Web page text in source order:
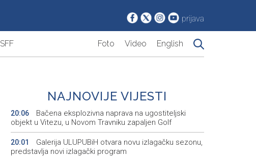
prijava
SFF Foto Video English
NAJNOVIJE VIJESTI
20:06
Bačena eksplozivna naprava na ugostiteljski
objekt u Vitezu, u Novom Travniku zapaljen Golf
20:01
Galerija ULUPUBiH otvara novu izlagačku sezonu,
predstavlja novi izlagački program